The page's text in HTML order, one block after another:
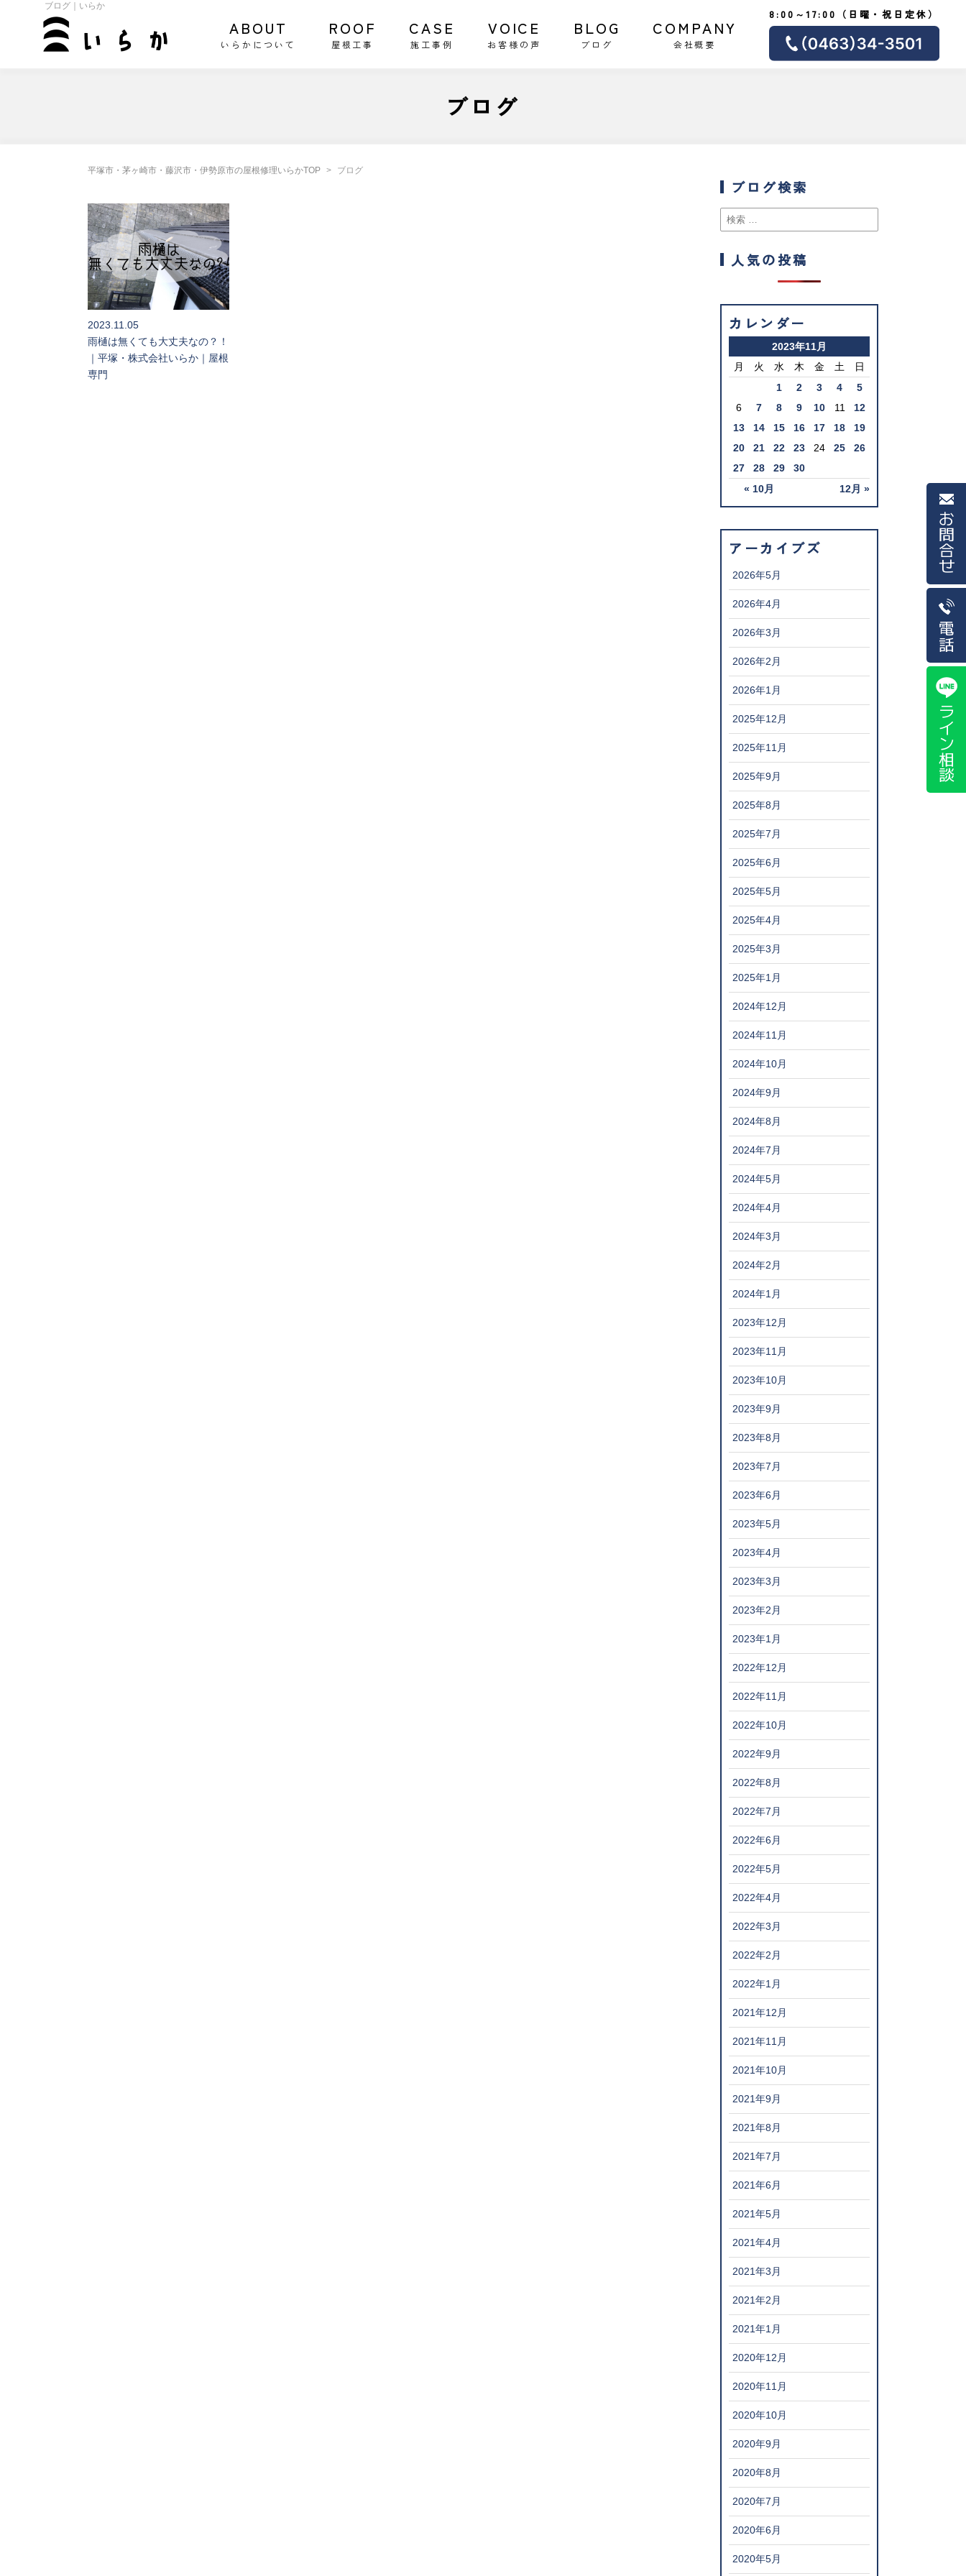
ブログ｜いらか
お問合せ
電話
ライン相談
ABOUT
いらかについて
ROOF
屋根工事
CASE
施工事例
VOICE
お客様の声
BLOG
ブログ
COMPANY
会社概要
8:00～17:00（日曜・祝日定休）
ブログ
平塚市・茅ヶ崎市・藤沢市・伊勢原市の屋根修理いらかTOP ブログ
2023.11.05
雨樋は無くても大丈夫なの？！
｜平塚・株式会社いらか｜屋根
専門
ブログ検索
人気の投稿
カレンダー
2023年11月
月
火 水 木 金 土 日
« 10月 12月 »
1 2 3 4
5
6
7 8 9 10 11
12
13
14 15 16 17 18
19
20
21 22 23 24 25
26
27
28 29 30
アーカイブズ
2026年5月
2026年4月
2026年3月
2026年2月
2026年1月
2025年12月
2025年11月
2025年9月
2025年8月
2025年7月
2025年6月
2025年5月
2025年4月
2025年3月
2025年1月
2024年12月
2024年11月
2024年10月
2024年9月
2024年8月
2024年7月
2024年5月
2024年4月
2024年3月
2024年2月
2024年1月
2023年12月
2023年11月
2023年10月
2023年9月
2023年8月
2023年7月
2023年6月
2023年5月
2023年4月
2023年3月
2023年2月
2023年1月
2022年12月
2022年11月
2022年10月
2022年9月
2022年8月
2022年7月
2022年6月
2022年5月
2022年4月
2022年3月
2022年2月
2022年1月
2021年12月
2021年11月
2021年10月
2021年9月
2021年8月
2021年7月
2021年6月
2021年5月
2021年4月
2021年3月
2021年2月
2021年1月
2020年12月
2020年11月
2020年10月
2020年9月
2020年8月
2020年7月
2020年6月
2020年5月